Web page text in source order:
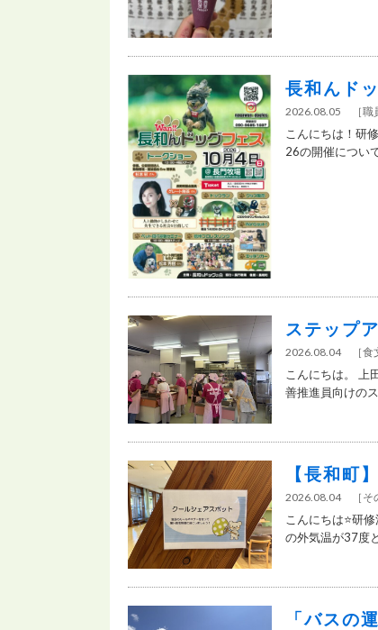
長和んド
2026.08.05 ［職
こんにちは！研
26の開催につい
ステップ
2026.08.04 ［食
こんにちは。 上
善推進員向けの
【長和町
2026.08.04 ［ そ
こんにちは⭐研
の外気温が37度
「バスの